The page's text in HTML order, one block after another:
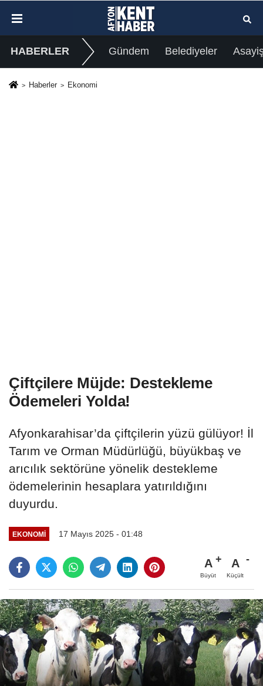
HABERLER Gündem Belediyeler
Haberler Ekonomi
Çiftçilere Müjde: Destekleme
Ödemeleri Yolda!
Afyonkarahisar’da çiftçilerin yüzü gülüyor! İl
Tarım ve Orman Müdürlüğü, büyükbaş ve
arıcılık sektörüne yönelik destekleme
ödemelerinin hesaplara yatırıldığını
duyurdu.
EKONOMI 17 Mayıs 2025 - 01:48
A
Büyüt
A
Küçült